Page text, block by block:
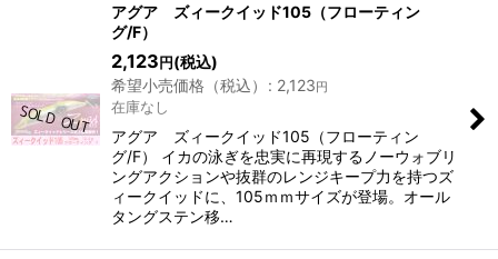
絞り込む
アグア ズィークイッド105（フローティン
グ/F）
2,123円(税込)
希望小売価格（税込）
: 2,123円
在庫なし
アグア ズィークイッド105（フローティン
グ/F） イカの泳ぎを忠実に再現するノーウォブリ
ングアクションや抜群のレンジキープ力を持つズ
ィークイッドに、105ｍｍサイズが登場。オール
タングステン移…